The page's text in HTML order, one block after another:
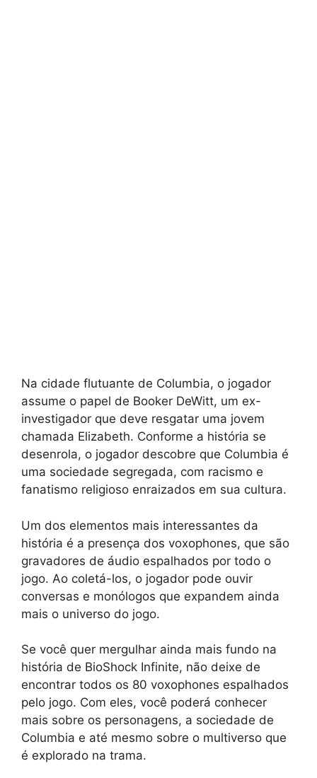
Na cidade flutuante de Columbia, o jogador
assume o papel de Booker DeWitt, um ex-
investigador que deve resgatar uma jovem
chamada Elizabeth. Conforme a história se
desenrola, o jogador descobre que Columbia é
uma sociedade segregada, com racismo e
fanatismo religioso enraizados em sua cultura.
Um dos elementos mais interessantes da
história é a presença dos voxophones, que são
gravadores de áudio espalhados por todo o
jogo. Ao coletá-los, o jogador pode ouvir
conversas e monólogos que expandem ainda
mais o universo do jogo.
Se você quer mergulhar ainda mais fundo na
história de BioShock Infinite, não deixe de
encontrar todos os 80 voxophones espalhados
pelo jogo. Com eles, você poderá conhecer
mais sobre os personagens, a sociedade de
Columbia e até mesmo sobre o multiverso que
é explorado na trama.